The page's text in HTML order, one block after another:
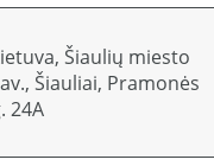
Šiaulių miesto
Šiauliai, Pramonės
24A